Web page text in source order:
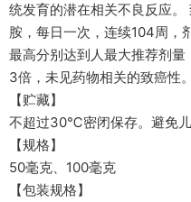
统发育的潜在相关不良反应
胺，每日一次，连续104周，
最高分别达到人最大推荐剂
3倍，未见药物相关的致癌性。
【贮藏】
不超过30℃密闭保存。避免儿
【规格】
50毫克、100毫克
【包装规格】